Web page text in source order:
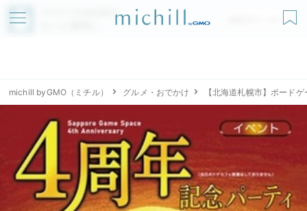
アプリでmichillが
無料ダウンロード
michill byGMO（ミチル） グルメ・おでかけ 【北海道札幌市】ボード